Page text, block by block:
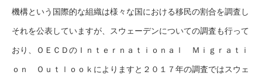
機構という国際的な組織は様々な国における移民の割合を調査し
それを公表していますが、スウェーデンについての調査も行って
おり、ＯＥＣＤのＩｎｔｅｒｎａｔｉｏｎａｌ Ｍｉｇｒａｔｉ
ｏｎ Ｏｕｔｌｏｏｋによりますと２０１７年の調査ではスウェ